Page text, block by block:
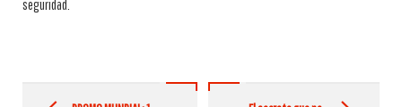
seguridad.